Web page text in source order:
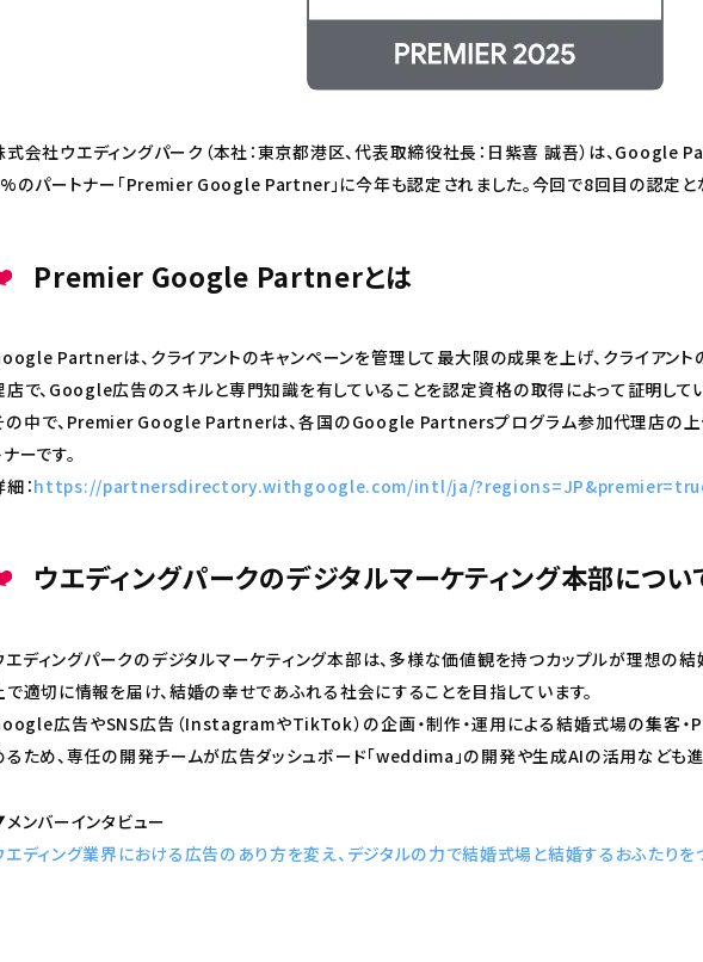
式会社ウエディングパーク（本社：東京都港区、代表取締役社長：日紫喜 誠吾）は、
のパートナー「Premier Google Partner」に今年も認定されました。今回で8回目の認定と
Premier Google Partnerとは
Partnerは、クライアントのキャンペーンを管理して最大限の成果を上げ、クライアン
店で、Google広告のスキルと専門知識を有していることを認定資格の取得によって証明してい
の中で、Premier Google Partnerは、各国のGoogle Partnersプログラム参加代理店の上
ナーです。
：https://partnersdirectory.withgoogle.com/intl/ja/
ウエディングパークのデジタルマーケティング本部につい
エディングパークのデジタルマーケティング本部は、多様な価値観を持つカップルが理想の結
で適切に情報を届け、結婚の幸せであふれる社会にすることを目指しています。
広告やSNS広告（InstagramやTikTok）の企画・制作・運用による結婚式場の集客・
るため、専任の開発チームが広告ダッシュボード「weddima」の開発や生成AIの活用なども進
ンバーインタビュー
エディング業界における広告のあり方を変え、デジタルの力で結婚式場と結婚するおふたりを